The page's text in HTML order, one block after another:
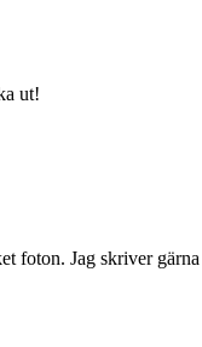
ut!
Jag skriver